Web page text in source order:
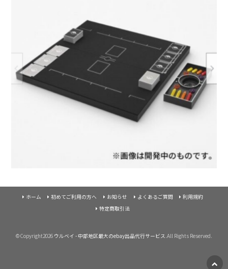
ホーム 初めてご利用の方へ お知らせ よくあるご質問
利用規約
特定商取引法
©Copyright2026 ウルベイ - 中部地区最大のebay出品代行サービス.All Rights Reserved.